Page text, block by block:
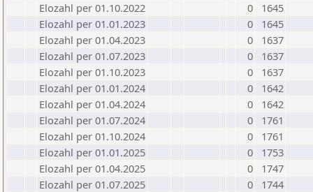
Elozahl per 01.10.2022
0
1645
Elozahl per 01.01.2023
0
1645
Elozahl per 01.04.2023
0
1637
Elozahl per 01.07.2023
0
1637
Elozahl per 01.10.2023
0
1637
Elozahl per 01.01.2024
0
1642
Elozahl per 01.04.2024
0
1642
Elozahl per 01.07.2024
0
1761
Elozahl per 01.10.2024
0
1761
Elozahl per 01.01.2025
0
1753
Elozahl per 01.04.2025
0
1747
Elozahl per 01.07.2025
0
1744